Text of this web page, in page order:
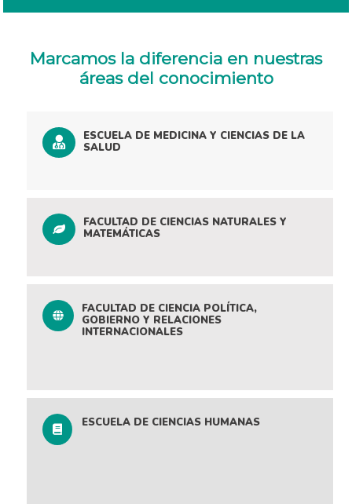
Marcamos la diferencia en nuestras
áreas del conocimiento
ESCUELA DE MEDICINA Y CIENCIAS DE LA
SALUD
FACULTAD DE CIENCIAS NATURALES Y
MATEMÁTICAS
FACULTAD DE CIENCIA POLÍTICA,
GOBIERNO Y RELACIONES
INTERNACIONALES
ESCUELA DE CIENCIAS HUMANAS